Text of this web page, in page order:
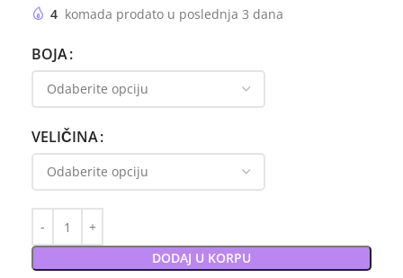
4 komada prodato u poslednja 3 dana
BOJA
VELIČINA
DODAJ U KORPU